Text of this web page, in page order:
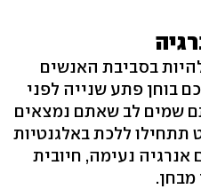
בסביבת האנשים
בוחן פתע שנייה לפני
שמים לב שאתם נמצאים
ללכת באלגנטיות
אנרגיה נעימה, חיובית
מבחן.